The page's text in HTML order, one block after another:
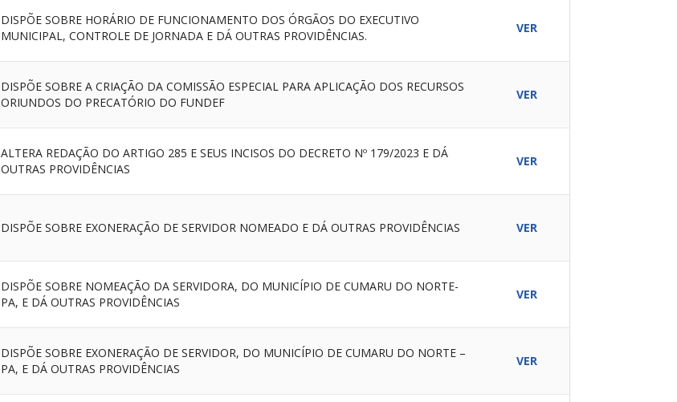
DISPÕE SOBRE HORÁRIO DE FUNCIONAMENTO DOS ÓRGÃOS DO EXECUTIVO
MUNICIPAL, CONTROLE DE JORNADA E DÁ OUTRAS PROVIDÊNCIAS.
VER
DISPÕE SOBRE A CRIAÇÃO DA COMISSÃO ESPECIAL PARA APLICAÇÃO DOS RECURSOS
ORIUNDOS DO PRECATÓRIO DO FUNDEF
VER
ALTERA REDAÇÃO DO ARTIGO 285 E SEUS INCISOS DO DECRETO Nº 179/2023 E DÁ
OUTRAS PROVIDÊNCIAS
VER
DISPÕE SOBRE EXONERAÇÃO DE SERVIDOR NOMEADO E DÁ OUTRAS PROVIDÊNCIAS VER
DISPÕE SOBRE NOMEAÇÃO DA SERVIDORA, DO MUNICÍPIO DE CUMARU DO NORTE-
PA, E DÁ OUTRAS PROVIDÊNCIAS
VER
DISPÕE SOBRE EXONERAÇÃO DE SERVIDOR, DO MUNICÍPIO DE CUMARU DO NORTE –
PA, E DÁ OUTRAS PROVIDÊNCIAS
VER